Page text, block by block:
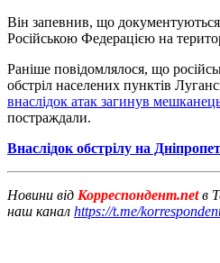
Він запевнив, що документуються
Російською Федерацією на
Раніше повідомлялося, що
обстріл населених пунктів
внаслідок атак загинув
постраждали.
Внаслідок обстрілу на
Новини від Корреспондент.netв
наш канал https://t.me/